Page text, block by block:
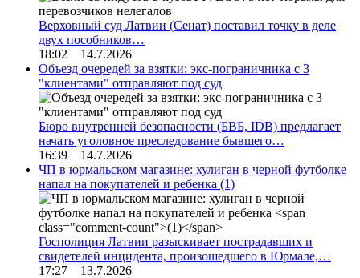
Верховный суд Латвии (Сенат) поставил точку в деле
двух пособников…
18:02 14.7.2026
Объезд очередей за взятки: экс-пограничника с 3
"клиентами" отправляют под суд
Бюро внутренней безопасности (БВБ, IDB) предлагает
начать уголовное преследование бывшего…
16:39 14.7.2026
ЧП в юрмальском магазине: хулиган в черной футболке
напал на покупателей и ребенка (1)
Госполиция Латвии разыскивает пострадавших и
свидетелей инцидента, произошедшего в Юрмале,…
17:27 13.7.2026